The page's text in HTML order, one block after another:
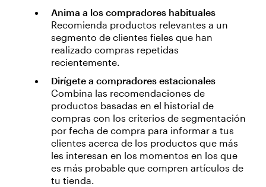
Anima a los compradores habituales
Recomienda productos relevantes a un
segmento de clientes fieles que han
realizado compras repetidas
recientemente.
Dirígete a compradores estacionales
Combina las recomendaciones de
productos basadas en el historial de
compras con los criterios de segmentación
por fecha de compra para informar a tus
clientes acerca de los productos que más
les interesan en los momentos en los que
es más probable que compren artículos de
tu tienda.